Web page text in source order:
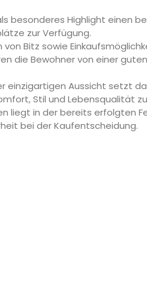
Highlight einen
zur Verfügung.
Bitz sowie
die Bewohner von einer
Aussicht setzt
Stil und Lebensqualität
liegt in der bereits erfolgten
bei der Kaufentscheidung.